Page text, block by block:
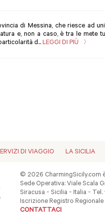
di Messina, che riesce ad
e, non a caso, è tra le mete
d... LEGGI DI PIÙ
DI VIAGGIO LA SICILIA
© 2026 CharmingSicily.com
Sede Operativa: Viale Scala
Siracusa - Sicilia - Italia - Tel.
Iscrizione Registro
CONTATTACI